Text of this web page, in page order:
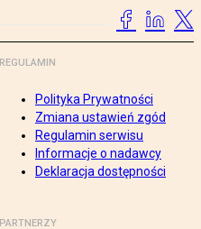
REGULAMIN
Polityka Prywatności
Zmiana ustawień zgód
Regulamin serwisu
Informacje o nadawcy
Deklaracja dostępności
PARTNERZY